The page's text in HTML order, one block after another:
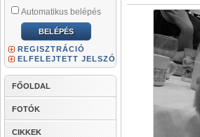
Automatikus belépés
REGISZTRÁCIÓ
ELFELEJTETT JELSZÓ
FŐOLDAL
FOTÓK
CIKKEK